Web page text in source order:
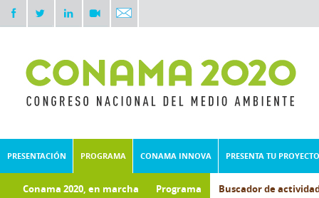
PRESENTACIÓN PROGRAMA CONAMA INNOVA PRESENTA TU PROYECTO
Conama 2020, en marcha Programa Buscador de